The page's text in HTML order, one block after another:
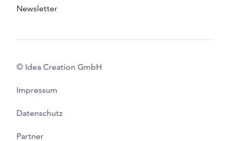
Newsletter
© Idea Creation GmbH
Impressum
Datenschutz
Partner